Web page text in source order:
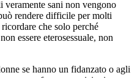
sani non vengono
rendere difficile per molti
che solo perché
essere eterosessuale, non
se hanno un fidanzato o agli